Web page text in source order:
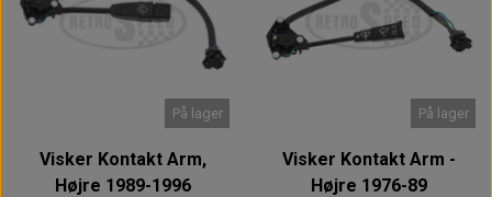
På lager
Visker Kontakt Arm,
Højre 1989-1996
På lager
Visker Kontakt Arm -
Højre 1976-89